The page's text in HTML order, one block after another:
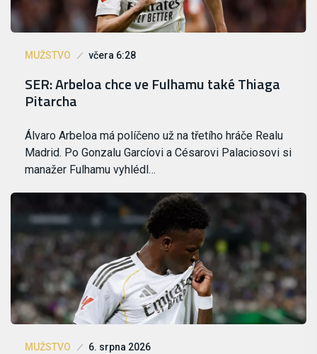
MUŽSTVO včera 6:28
SER: Arbeloa chce ve Fulhamu také Thiaga
Pitarcha
Álvaro Arbeloa má políčeno už na třetího hráče Realu
Madrid. Po Gonzalu Garcíovi a Césarovi Palaciosovi si
manažer Fulhamu vyhlédl…
MUŽSTVO 6. srpna 2026